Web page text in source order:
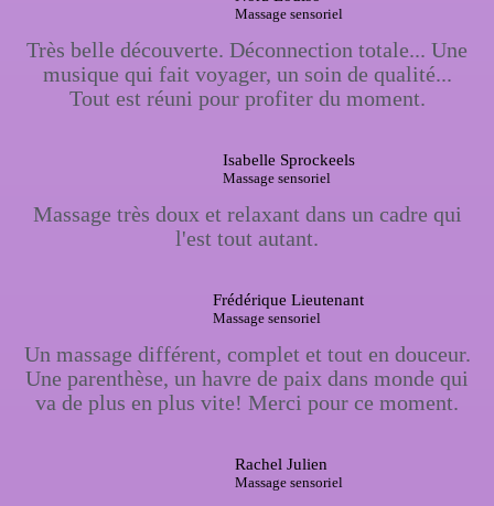
Massage sensoriel
Très belle découverte. Déconnection totale... Une
musique qui fait voyager, un soin de qualité...
Tout est réuni pour profiter du moment.
Isabelle Sprockeels
Massage sensoriel
Massage très doux et relaxant dans un cadre qui
l'est tout autant.
Frédérique Lieutenant
Massage sensoriel
Un massage différent, complet et tout en douceur.
Une parenthèse, un havre de paix dans monde qui
va de plus en plus vite! Merci pour ce moment.
Rachel Julien
Massage sensoriel